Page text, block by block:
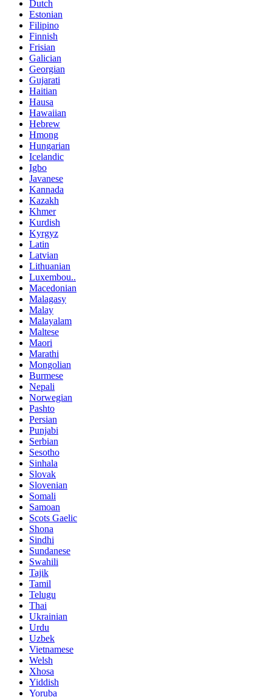
Dutch
Estonian
Filipino
Finnish
Frisian
Galician
Georgian
Gujarati
Haitian
Hausa
Hawaiian
Hebrew
Hmong
Hungarian
Icelandic
Igbo
Javanese
Kannada
Kazakh
Khmer
Kurdish
Kyrgyz
Latin
Latvian
Lithuanian
Luxembou..
Macedonian
Malagasy
Malay
Malayalam
Maltese
Maori
Marathi
Mongolian
Burmese
Nepali
Norwegian
Pashto
Persian
Punjabi
Serbian
Sesotho
Sinhala
Slovak
Slovenian
Somali
Samoan
Scots Gaelic
Shona
Sindhi
Sundanese
Swahili
Tajik
Tamil
Telugu
Thai
Ukrainian
Urdu
Uzbek
Vietnamese
Welsh
Xhosa
Yiddish
Yoruba